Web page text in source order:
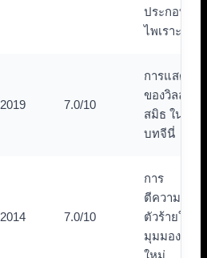
ประกอบ
ไพเราะ
2019 7.0/10
การแสดง
ของวิลล์
สมิธ ใน
บทจีนี่
2014 7.0/10
การ
ตีความ
ตัวร้ายใน
มุมมอง
ใหม่